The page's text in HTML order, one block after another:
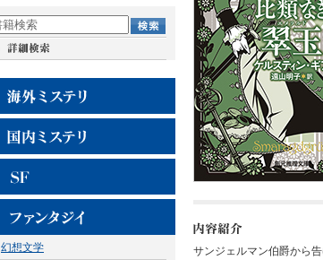
幻想文学
サンジェルマン伯爵から